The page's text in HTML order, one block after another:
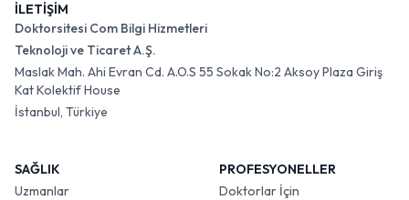
İLETİŞİM
Doktorsitesi Com Bilgi Hizmetleri
Teknoloji ve Ticaret A.Ş.
Maslak Mah. Ahi Evran Cd. A.O.S 55 Sokak No:2 Aksoy Plaza Giriş
Kat Kolektif House
İstanbul, Türkiye
SAĞLIK
Uzmanlar
PROFESYONELLER
Doktorlar İçin